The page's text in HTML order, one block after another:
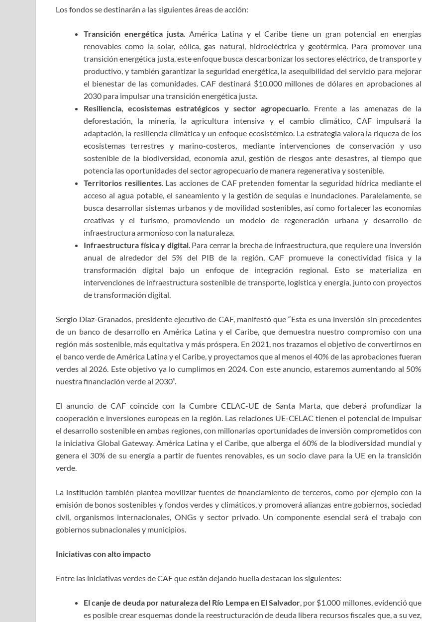
Los fondos se destinarán a las siguientes áreas de acción:
Transición energética justa. América Latina y el Caribe tiene un gran potencial en energías
renovables como la solar, eólica, gas natural, hidroeléctrica y geotérmica. Para promover una
transición energética justa, este enfoque busca descarbonizar los sectores eléctrico, de transporte y
productivo, y también garantizar la seguridad energética, la asequibilidad del servicio para mejorar
el bienestar de las comunidades. CAF destinará $10.000 millones de dólares en aprobaciones al
2030 para impulsar una transición energética justa.
Resiliencia, ecosistemas estratégicos y sector agropecuario. Frente a las amenazas de la
deforestación, la minería, la agricultura intensiva y el cambio climático, CAF impulsará la
adaptación, la resiliencia climática y un enfoque ecosistémico. La estrategia valora la riqueza de los
ecosistemas terrestres y marino-costeros, mediante intervenciones de conservación y uso
sostenible de la biodiversidad, economía azul, gestión de riesgos ante desastres, al tiempo que
potencia las oportunidades del sector agropecuario de manera regenerativa y sostenible.
Territorios resilientes. Las acciones de CAF pretenden fomentar la seguridad hídrica mediante el
acceso al agua potable, el saneamiento y la gestión de sequías e inundaciones. Paralelamente, se
busca desarrollar sistemas urbanos y de movilidad sostenibles, así como fortalecer las economías
creativas y el turismo, promoviendo un modelo de regeneración urbana y desarrollo de
infraestructura armonioso con la naturaleza.
Infraestructura física y digital. Para cerrar la brecha de infraestructura, que requiere una inversión
anual de alrededor del 5% del PIB de la región, CAF promueve la conectividad física y la
transformación digital bajo un enfoque de integración regional. Esto se materializa en
intervenciones de infraestructura sostenible de transporte, logística y energía, junto con proyectos
de transformación digital.
Sergio Díaz-Granados, presidente ejecutivo de CAF, manifestó que “Esta es una inversión sin precedentes
de un banco de desarrollo en América Latina y el Caribe, que demuestra nuestro compromiso con una
región más sostenible, más equitativa y más próspera. En 2021, nos trazamos el objetivo de convertirnos en
el banco verde de América Latina y el Caribe, y proyectamos que al menos el 40% de las aprobaciones fueran
verdes al 2026. Este objetivo ya lo cumplimos en 2024. Con este anuncio, estaremos aumentando al 50%
nuestra financiación verde al 2030”.
El anuncio de CAF coincide con la Cumbre CELAC-UE de Santa Marta, que deberá profundizar la
cooperación e inversiones europeas en la región. Las relaciones UE-CELAC tienen el potencial de impulsar
el desarrollo sostenible en ambas regiones, con millonarias oportunidades de inversión comprometidos con
la iniciativa Global Gateway. América Latina y el Caribe, que alberga el 60% de la biodiversidad mundial y
genera el 30% de su energía a partir de fuentes renovables, es un socio clave para la UE en la transición
verde.
La institución también plantea movilizar fuentes de financiamiento de terceros, como por ejemplo con la
emisión de bonos sostenibles y fondos verdes y climáticos, y promoverá alianzas entre gobiernos, sociedad
civil, organismos internacionales, ONGs y sector privado. Un componente esencial será el trabajo con
gobiernos subnacionales y municipios.
Iniciativas con alto impacto
Entre las iniciativas verdes de CAF que están dejando huella destacan los siguientes:
El canje de deuda por naturaleza del Río Lempa en El Salvador, por $1.000 millones, evidenció que
es posible crear esquemas donde la reestructuración de deuda libera recursos fiscales que, a su vez,